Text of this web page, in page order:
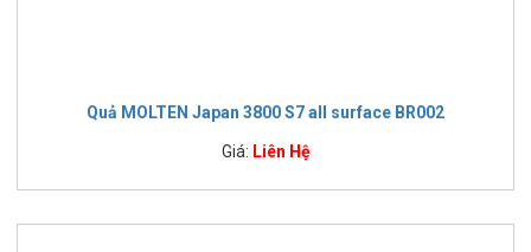
Quả MOLTEN Japan 3800 S7 all surface BR002
Giá: Liên Hệ